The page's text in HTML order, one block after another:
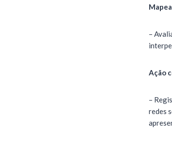
–
Ação
–
redes